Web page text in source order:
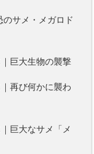
のサメ・メガロド
巨大生物の襲撃
再び何かに襲わ
巨大なサメ「メ